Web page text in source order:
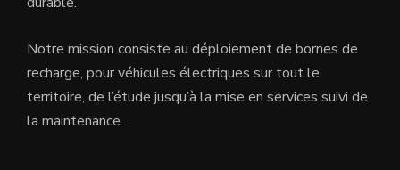
Notre mission consiste au déploiement de bornes de
recharge, pour véhicules électriques sur tout le
territoire, de l’étude jusqu’à la mise en services suivi de
la maintenance.